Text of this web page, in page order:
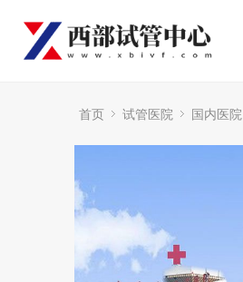
首页 试管医院 国内医院